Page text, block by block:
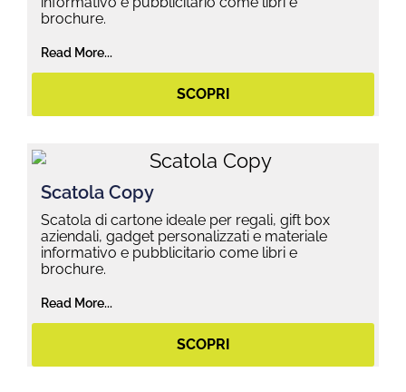
brochure.
Read More...
SCOPRI
Scatola Copy
Scatola di cartone ideale per regali, gift box
aziendali, gadget personalizzati e materiale
informativo e pubblicitario come libri e
brochure.
Read More...
SCOPRI